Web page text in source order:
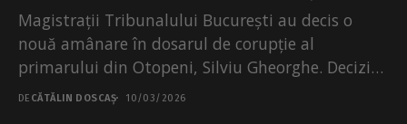
Magistrații Tribunalului București au decis o
nouă amânare în dosarul de corupție al
primarului din Otopeni, Silviu Gheorghe. Decizia
a fost pronunțată în...
DE CĂTĂLIN DOSCAȘ 10/03/2026